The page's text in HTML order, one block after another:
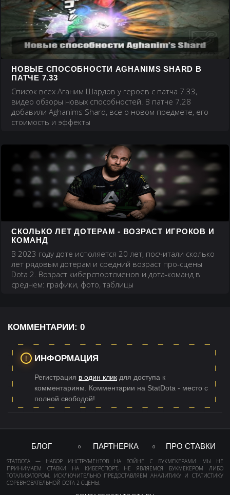
НОВЫЕ СПОСОБНОСТИ AGHANIMS SHARD В
ПАТЧЕ 7.33
Список всех Аганим Шардов у героев с патча 7.33,
видео обзоры новых способностей. В патче 7.28
добавили Aghanims Shard, все о новом предмете, его
стоимость и эффекты
СКОЛЬКО ЛЕТ ДОТЕРАМ - ВОЗРАСТ ИГРОКОВ И
КОМАНД
В 2023 году доте исполяется 20 лет, посчитали сколько
лет рядовым дотерам и средний возраст про-сцены
Dota 2. Возраст киберспортсменов и дота-команд в
среднем: графики, фото, таблицы
КОММЕНТАРИИ: 0
ИНФОРМАЦИЯ
Регистрация в один клик для доступа к
комментариям. Комментарии на StatDota - место с
полной свободой!
БЛОГ ПАРТНЕРКА ПРО СТАВКИ
STATDOTA — НАБОР ИНСТРУМЕНТОВ НА ВОЙНЕ С БУКМЕКЕРАМИ. МЫ НЕ
ПРИНИМАЕМ СТАВКИ НА КИБЕРСПОРТ, НЕ ЯВЛЯЕМСЯ БУКМЕКЕРОМ ЛИБО
ТОТАЛИЗАТОРОМ, ИСКЛЮЧИТЕЛЬНО ПРЕДОСТАВЛЯЕМ АНАЛИТИКУ И СТАТИСТИКУ
СОРЕВНОВАТЕЛЬНОЙ DOTA 2 СЦЕНЫ.